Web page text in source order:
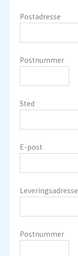
Postadresse
Postnummer
Sted
E-post
Leveringsadresse
Postnummer